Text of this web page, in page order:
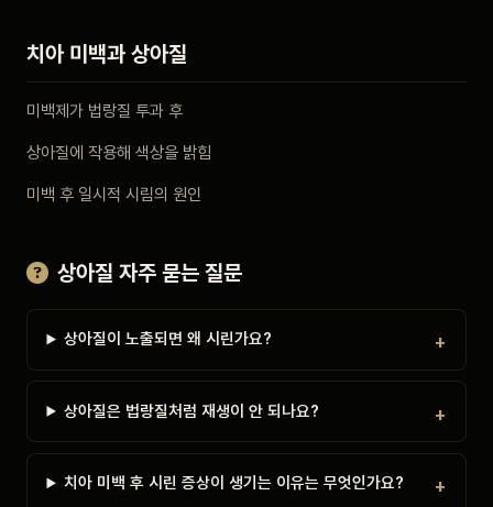
치아 미백과 상아질
미백제가 법랑질 투과 후
상아질에 작용해 색상을 밝힘
미백 후 일시적 시림의 원인
상아질 자주 묻는 질문
상아질이 노출되면 왜 시린가요?
상아질은 법랑질처럼 재생이 안 되나요?
치아 미백 후 시린 증상이 생기는 이유는 무엇인가요?